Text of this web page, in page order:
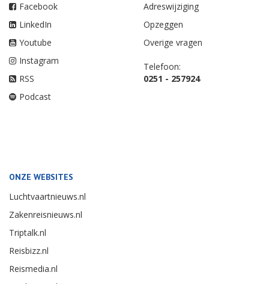
Facebook
LinkedIn
Youtube
Instagram
RSS
Podcast
Adreswijziging
Opzeggen
Overige vragen
Telefoon:
0251 - 257924
ONZE WEBSITES
Luchtvaartnieuws.nl
Zakenreisnieuws.nl
Triptalk.nl
Reisbizz.nl
Reismedia.nl